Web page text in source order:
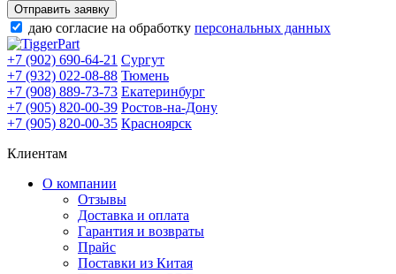
Отправить заявку
даю согласие на обработку персональных данных
+7 (902) 690-64-21 Сургут
+7 (932) 022-08-88 Тюмень
+7 (908) 889-73-73 Екатеринбург
+7 (905) 820-00-39 Ростов-на-Дону
+7 (905) 820-00-35 Красноярск
Клиентам
О компании
Отзывы
Доставка и оплата
Гарантия и возвраты
Прайс
Поставки из Китая